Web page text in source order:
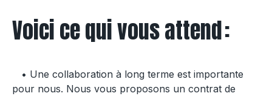
Voici ce qui vous attend :
• Une collaboration à long terme est importante
pour nous. Nous vous proposons un contrat de